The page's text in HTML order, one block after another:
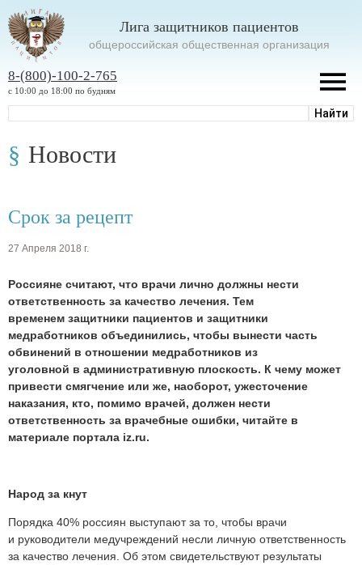
Лига защитников пациентов
oбщероссийская общественная организация
8-(800)-100-2-765
с 10:00 до 18:00 по будням
Новости
Срок за рецепт
27 Апреля 2018 г.
Россияне считают, что врачи лично должны нести
ответственность за качество лечения. Тем
временем защитники пациентов и защитники
медработников объединились, чтобы вынести часть
обвинений в отношении медработников из
уголовной в административную плоскость. К чему может
привести смягчение или же, наоборот, ужесточение
наказания, кто, помимо врачей, должен нести
ответственность за врачебные ошибки, читайте в
материале портала iz.ru.
Народ за кнут
Порядка 40% россиян выступают за то, чтобы врачи
и руководители медучреждений несли личную ответственность
за качество лечения. Об этом свидетельствуют результаты